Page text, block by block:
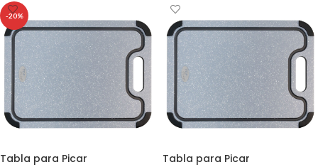
-20%
Tabla para Picar Tabla para Picar